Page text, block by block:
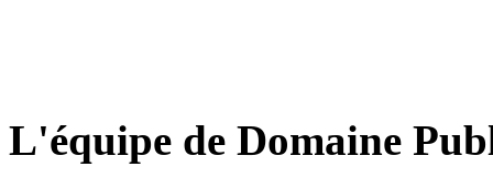
L'équipe de Domaine